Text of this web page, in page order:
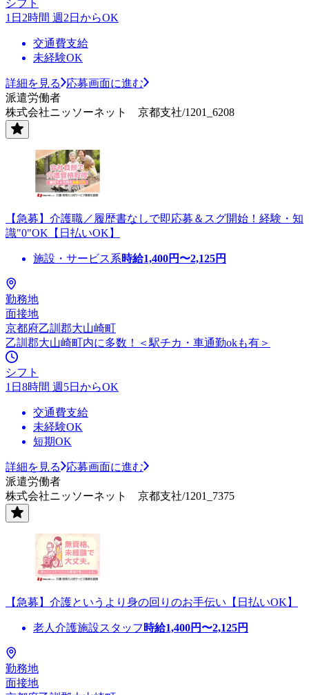
シフト
1日2時間 週2日からOK
交通費支給
未経験OK
詳細を見る
応募画面に進む
派遣労働者
株式会社ニッソーネット 京都支社/1201_6208
【急募】介護職／履歴書なしで即応募＆スグ開始！経験・知
識"0"OK【日払いOK】
施設・サービス系時給1,400円〜2,125円
勤務地
面接地
京都府乙訓郡大山崎町
乙訓郡大山崎町内に多数！＜駅チカ・車通勤okも有＞
シフト
1日8時間 週5日からOK
交通費支給
未経験OK
短期OK
詳細を見る
応募画面に進む
派遣労働者
株式会社ニッソーネット 京都支社/1201_7375
【急募】介護というより身の回りのお手伝い【日払いOK】
老人介護施設スタッフ 時給1,400円〜2,125円
勤務地
面接地